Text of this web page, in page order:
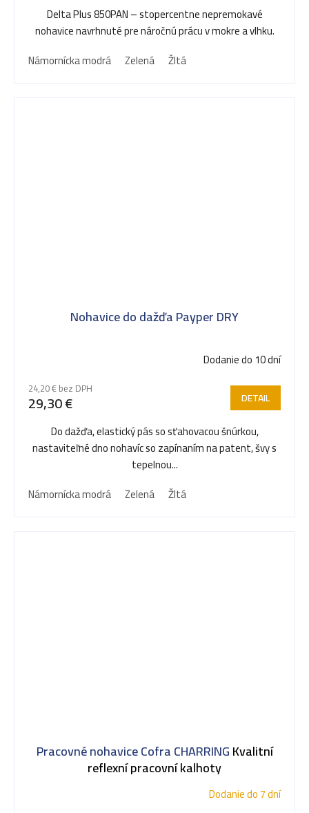
Delta Plus 850PAN – stopercentne nepremokavé
nohavice navrhnuté pre náročnú prácu v mokre a vlhku.
Námornícka modrá
Zelená Žltá
Nohavice do dažďa Payper DRY
Dodanie do 10 dní
24,20 € bez DPH
29,30 € DETAIL
Do dažďa, elastický pás so sťahovacou šnúrkou,
nastaviteľné dno nohavíc so zapínaním na patent, švy s
tepelnou...
Námornícka modrá
Zelená Žltá
Pracovné nohavice Cofra CHARRINGKvalitní
reflexní pracovní kalhoty
Dodanie do 7 dní